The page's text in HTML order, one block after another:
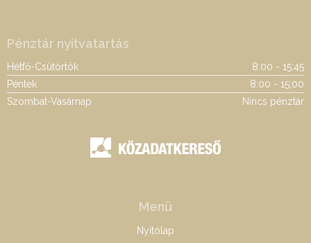
Pénztár nyitvatartás
Hétfő-Csütörtök
8:00 - 15:45
Péntek
8:00 - 15:00
Szombat-Vasárnap
Nincs pénztár
Menü
Nyitólap